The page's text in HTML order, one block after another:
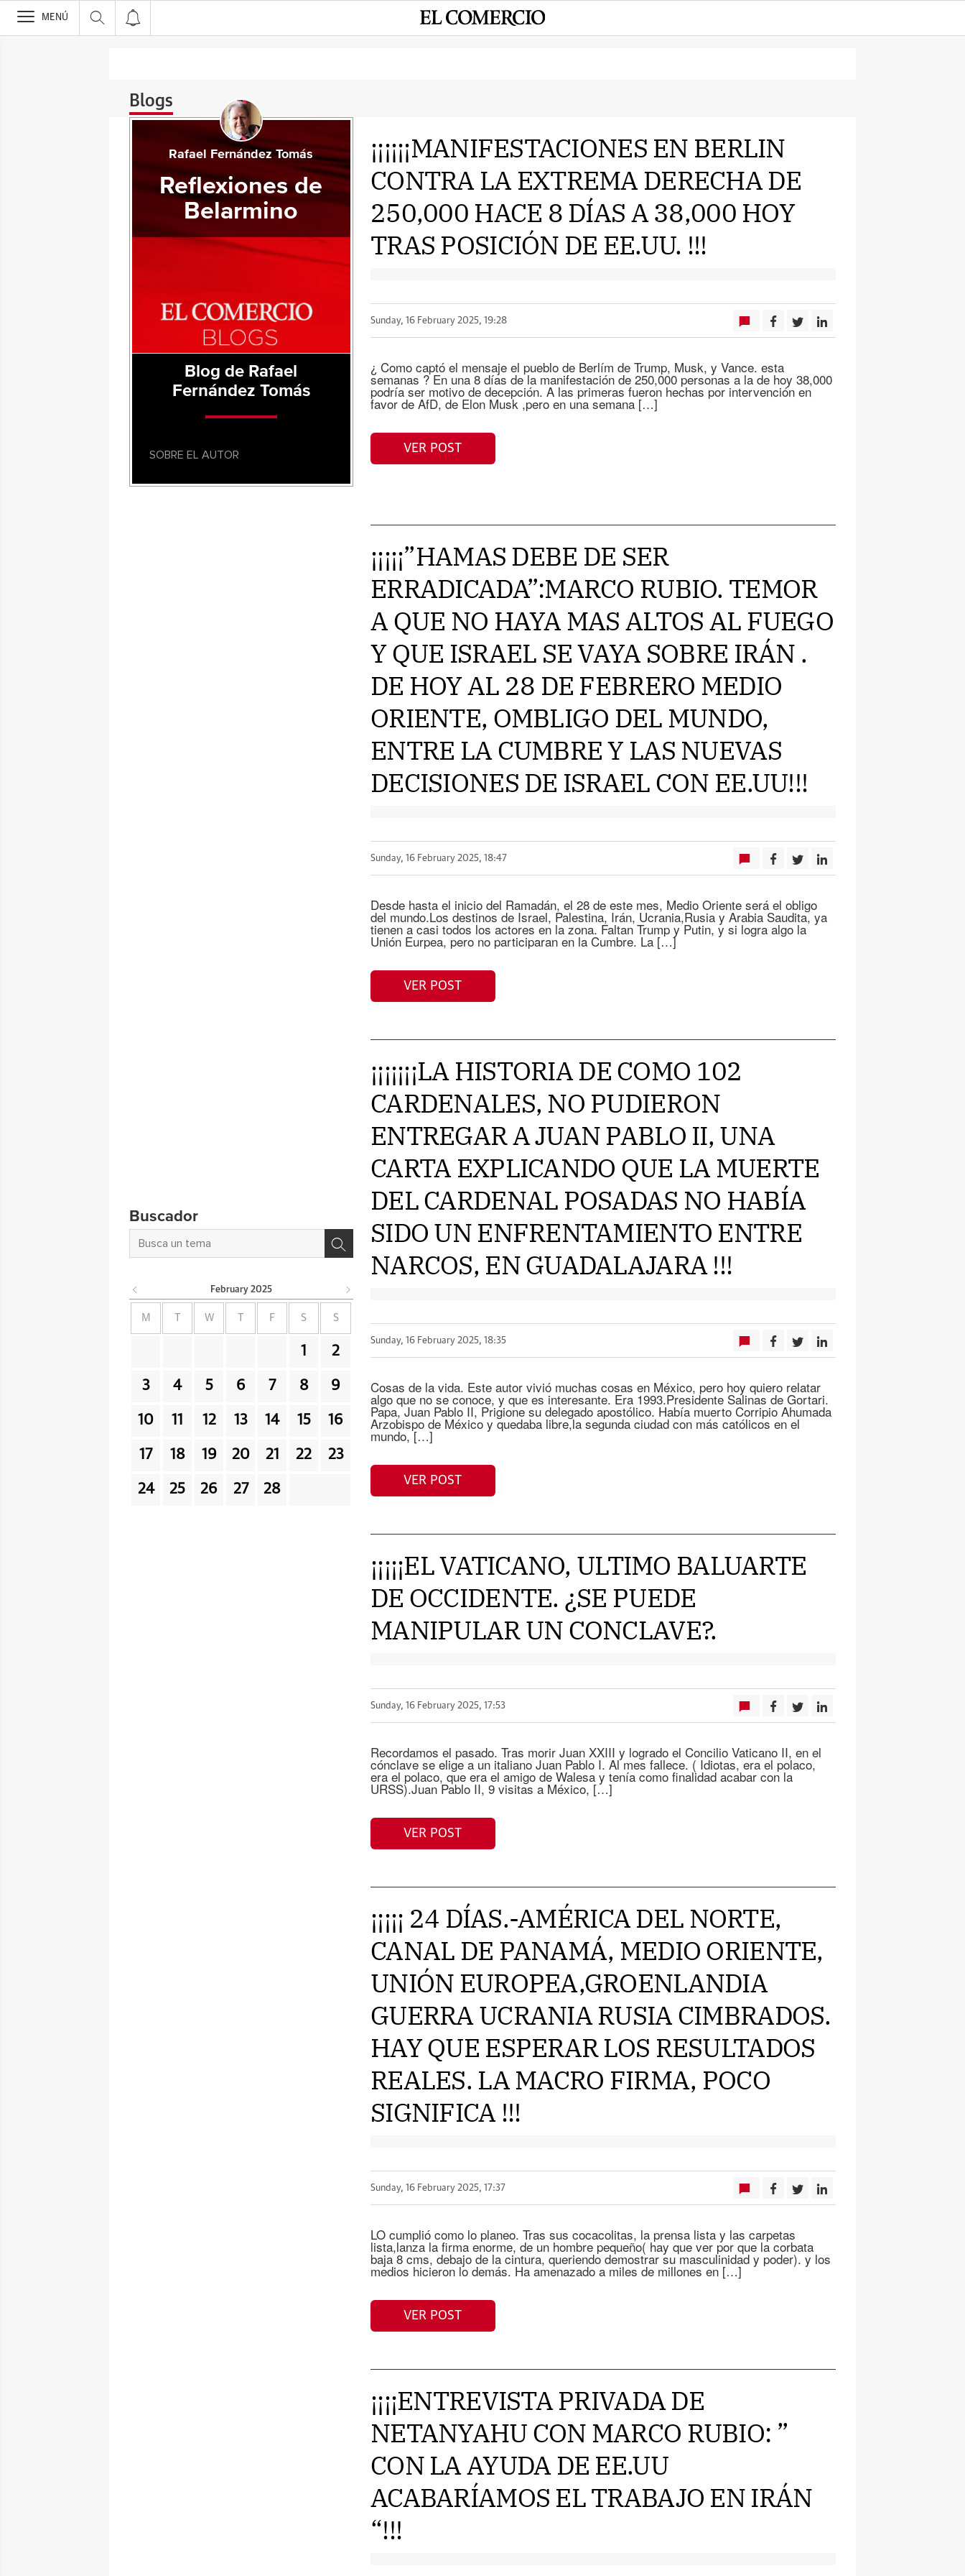
>
MENÚ
Blogs
¡¡¡¡¡¡MANIFESTACIONES EN BERLIN
CONTRA LA EXTREMA DERECHA DE
250,000 HACE 8 DÍAS A 38,000 HOY
TRAS POSICIÓN DE EE.UU. !!!
Sunday, 16 February 2025, 19:28
¿ Como captó el mensaje el pueblo de Berlím de Trump, Musk, y Vance. esta
semanas ? En una 8 días de la manifestación de 250,000 personas a la de hoy 38,000
podría ser motivo de decepción. A las primeras fueron hechas por intervención en
favor de AfD, de Elon Musk ,pero en una semana […]
VER POST
¡¡¡¡¡”HAMAS DEBE DE SER
ERRADICADA”:MARCO RUBIO. TEMOR
A QUE NO HAYA MAS ALTOS AL FUEGO
Y QUE ISRAEL SE VAYA SOBRE IRÁN .
DE HOY AL 28 DE FEBRERO MEDIO
ORIENTE, OMBLIGO DEL MUNDO,
ENTRE LA CUMBRE Y LAS NUEVAS
DECISIONES DE ISRAEL CON EE.UU!!!
Sunday, 16 February 2025, 18:47
Desde hasta el inicio del Ramadán, el 28 de este mes, Medio Oriente será el obligo
del mundo.Los destinos de Israel, Palestina, Irán, Ucrania,Rusia y Arabia Saudita, ya
tienen a casi todos los actores en la zona. Faltan Trump y Putin, y si logra algo la
Unión Eurpea, pero no participaran en la Cumbre. La […]
VER POST
¡¡¡¡¡¡¡LA HISTORIA DE COMO 102
CARDENALES, NO PUDIERON
ENTREGAR A JUAN PABLO II, UNA
CARTA EXPLICANDO QUE LA MUERTE
DEL CARDENAL POSADAS NO HABÍA
SIDO UN ENFRENTAMIENTO ENTRE
NARCOS, EN GUADALAJARA !!!
Sunday, 16 February 2025, 18:35
Cosas de la vida. Este autor vivió muchas cosas en México, pero hoy quiero relatar
algo que no se conoce, y que es interesante. Era 1993.Presidente Salinas de Gortari.
Papa, Juan Pablo II, Prigione su delegado apostólico. Había muerto Corripio Ahumada
Arzobispo de México y quedaba libre,la segunda ciudad con más católicos en el
mundo, […]
VER POST
¡¡¡¡¡EL VATICANO, ULTIMO BALUARTE
DE OCCIDENTE. ¿SE PUEDE
MANIPULAR UN CONCLAVE?.
Sunday, 16 February 2025, 17:53
Recordamos el pasado. Tras morir Juan XXIII y logrado el Concilio Vaticano II, en el
cónclave se elige a un italiano Juan Pablo I. Al mes fallece. ( Idiotas, era el polaco,
era el polaco, que era el amigo de Walesa y tenía como finalidad acabar con la
URSS).Juan Pablo II, 9 visitas a México, […]
VER POST
¡¡¡¡¡ 24 DÍAS.-AMÉRICA DEL NORTE,
CANAL DE PANAMÁ, MEDIO ORIENTE,
UNIÓN EUROPEA,GROENLANDIA
GUERRA UCRANIA RUSIA CIMBRADOS.
HAY QUE ESPERAR LOS RESULTADOS
REALES. LA MACRO FIRMA, POCO
SIGNIFICA !!!
Sunday, 16 February 2025, 17:37
LO cumplió como lo planeo. Tras sus cocacolitas, la prensa lista y las carpetas
lista,lanza la firma enorme, de un hombre pequeño( hay que ver por que la corbata
baja 8 cms, debajo de la cintura, queriendo demostrar su masculinidad y poder). y los
medios hicieron lo demás. Ha amenazado a miles de millones en […]
VER POST
¡¡¡¡ENTREVISTA PRIVADA DE
NETANYAHU CON MARCO RUBIO: ”
CON LA AYUDA DE EE.UU
ACABARÍAMOS EL TRABAJO EN IRÁN
“!!!
Rafael Fernández Tomás
Reflexiones de
Belarmino
Blog de Rafael
Fernández Tomás
SOBRE EL AUTOR
Buscador
February 2025
M W F S S
1 2
3 4 5 6 7 8 9
10 11 12 13 14 15 16
17 18 19 20 21 22 23
24 25 26 27 28